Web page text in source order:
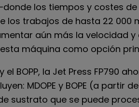
los tiempos y costes
los trabajos de hasta 22 000
aún más la velocidad
máquina como opción
el BOPP, la Jet Press FP790
MDOPE y BOPE (a
sustrato que se puede